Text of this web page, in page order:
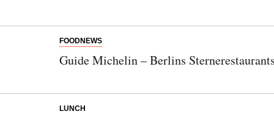
FOODNEWS
Guide Michelin – Berlins
LUNCH